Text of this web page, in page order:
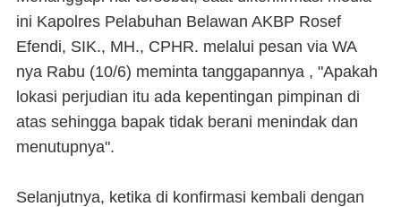
ini Kapolres Pelabuhan Belawan AKBP Rosef
Efendi, SIK., MH., CPHR. melalui pesan via WA
nya Rabu (10/6) meminta tanggapannya , "Apakah
lokasi perjudian itu ada kepentingan pimpinan di
atas sehingga bapak tidak berani menindak dan
menutupnya".
Selanjutnya, ketika di konfirmasi kembali dengan